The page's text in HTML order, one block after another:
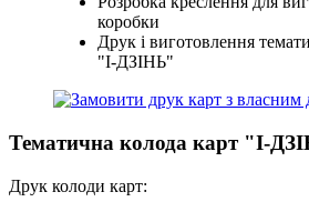
коробки
Друк і виготовлення
"І-ДЗІНЬ"
Тематична колода карт "І-
Друк колоди карт: